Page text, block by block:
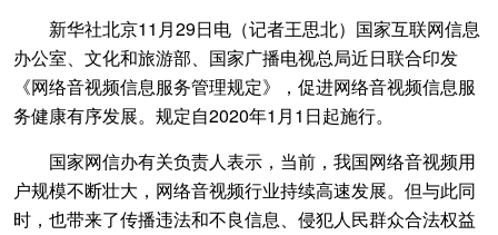
新华社北京11月29日电（记者王思北）国家互联网信息
办公室、文化和旅游部、国家广播电视总局近日联合印发
《网络音视频信息服务管理规定》，促进网络音视频信息服
务健康有序发展。规定自2020年1月1日起施行。
国家网信办有关负责人表示，当前，我国网络音视频用
户规模不断壮大，网络音视频行业持续高速发展。但与此同
时，也带来了传播违法和不良信息、侵犯人民群众合法权益